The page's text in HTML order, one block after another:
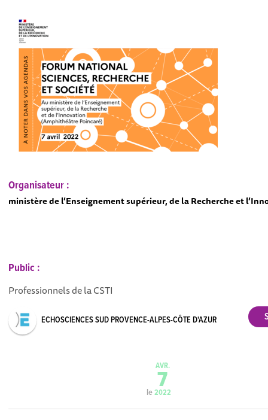
Organisateur :
ministère de l’Enseignement supérieur, de la Recherche et
Public :
Professionnels de la CSTI
ECHOSCIENCES SUD PROVENCE-ALPES-CÔTE D'AZUR
le
AVR.
7
2022